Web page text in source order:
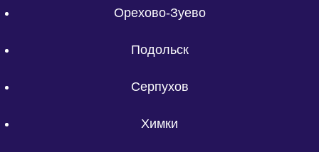
Орехово-Зуево
Подольск
Серпухов
Химки